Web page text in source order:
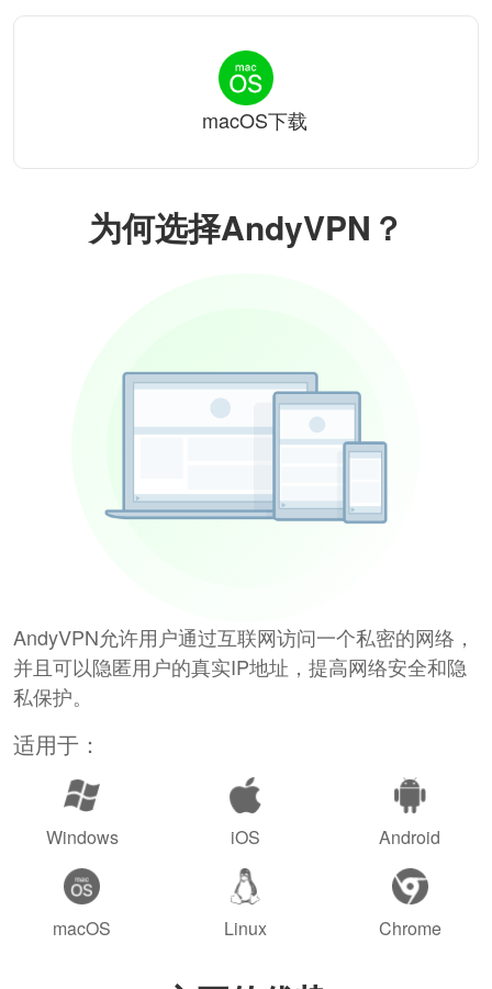
为何选择AndyVPN？
AndyVPN允许用户通过互联网访问一个私密的网络，
并且可以隐匿用户的真实IP地址，提高网络安全和隐
私保护。
适用于：
Windows iOS Android
macOS Linux Chrome
macOS下载